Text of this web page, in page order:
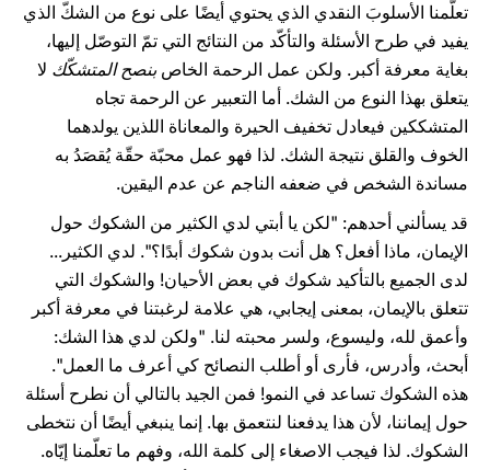
تعلّمنا الأسلوبَ النقدي الذي يحتوي أيضًا على نوع من الشكّ الذي
يفيد في طرح الأسئلة والتأكّد من النتائج التي تمّ التوصّل إليها،
بغاية معرفة أكبر. ولكن عمل الرحمة الخاصبنصح المتشكّك لا
يتعلق بهذا النوع من الشك. أما التعبير عن الرحمة تجاه
المتشككين فيعادل تخفيف الحيرة والمعاناة اللذين يولدهما
الخوف والقلق نتيجة الشك. لذا فهو عمل محبّة حقّة يُقصَدُ به
مساندة الشخص في ضعفه الناجم عن عدم اليقين.
قد يسألني أحدهم: "لكن يا أبتي لدي الكثير من الشكوك حول
الإيمان، ماذا أفعل؟ هل أنت بدون شكوك أبدًا؟". لدي الكثير...
لدى الجميع بالتأكيد شكوك في بعض الأحيان! والشكوك التي
تتعلق بالإيمان، بمعنى إيجابي، هي علامة لرغبتنا في معرفة أكبر
وأعمق لله، وليسوع، ولسر محبته لنا. "ولكن لدي هذا الشك:
أبحث، وأدرس، فأرى أو أطلب النصائح كي أعرف ما العمل".
هذه الشكوك تساعد في النمو! فمن الجيد بالتالي أن نطرح أسئلة
حول إيماننا، لأن هذا يدفعنا لنتعمق بها. إنما ينبغي أيضًا أن نتخطى
الشكوك. لذا فيجب الاصغاء إلى كلمة الله، وفهم ما تعلّمنا إيّاه.